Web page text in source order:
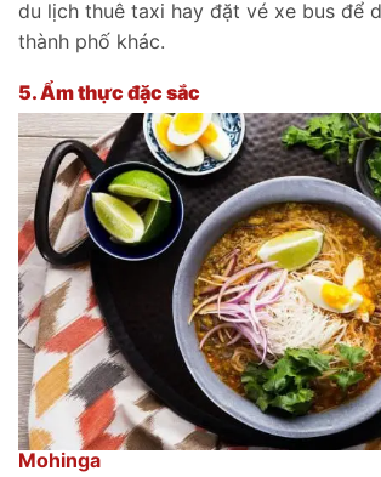
du lịch thuê taxi hay đặt vé xe bus để
thành phố khác.
5.Ẩm thực đặc sắc
Mohinga